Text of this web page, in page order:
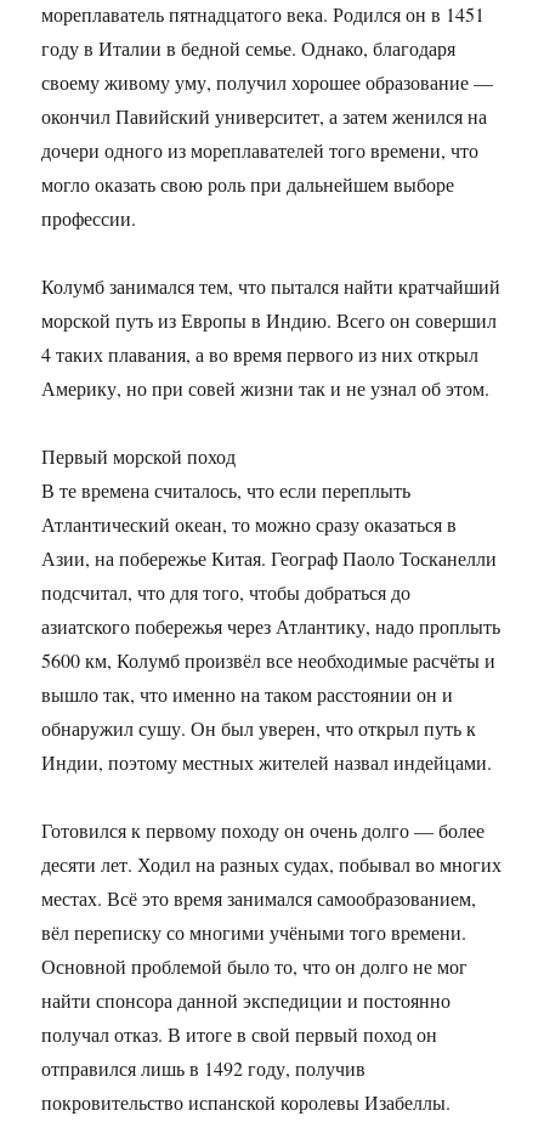
мореплаватель пятнадцатого века. Родился он в 1451
году в Италии в бедной семье. Однако, благодаря
своему живому уму, получил хорошее образование —
окончил Павийский университет, а затем женился на
дочери одного из мореплавателей того времени, что
могло оказать свою роль при дальнейшем выборе
профессии.
Колумб занимался тем, что пытался найти кратчайший
морской путь из Европы в Индию. Всего он совершил
4 таких плавания, а во время первого из них открыл
Америку, но при совей жизни так и не узнал об этом.
Первый морской поход
В те времена считалось, что если переплыть
Атлантический океан, то можно сразу оказаться в
Азии, на побережье Китая. Географ Паоло Тосканелли
подсчитал, что для того, чтобы добраться до
азиатского побережья через Атлантику, надо проплыть
5600 км, Колумб произвёл все необходимые расчёты и
вышло так, что именно на таком расстоянии он и
обнаружил сушу. Он был уверен, что открыл путь к
Индии, поэтому местных жителей назвал индейцами.
Готовился к первому походу он очень долго — более
десяти лет. Ходил на разных судах, побывал во многих
местах. Всё это время занимался самообразованием,
вёл переписку со многими учёными того времени.
Основной проблемой было то, что он долго не мог
найти спонсора данной экспедиции и постоянно
получал отказ. В итоге в свой первый поход он
отправился лишь в 1492 году, получив
покровительство испанской королевы Изабеллы.